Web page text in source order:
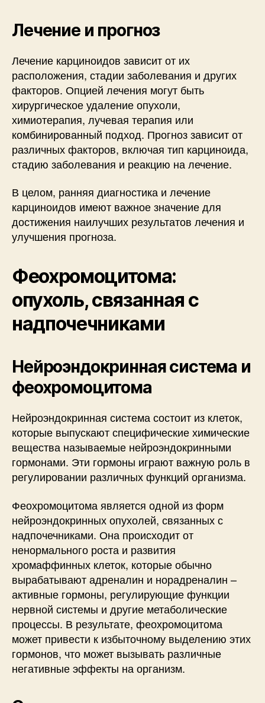
Лечение и прогноз
Лечение карциноидов зависит от их
расположения, стадии заболевания и других
факторов. Опцией лечения могут быть
хирургическое удаление опухоли,
химиотерапия, лучевая терапия или
комбинированный подход. Прогноз зависит от
различных факторов, включая тип карциноида,
стадию заболевания и реакцию на лечение.
В целом, ранняя диагностика и лечение
карциноидов имеют важное значение для
достижения наилучших результатов лечения и
улучшения прогноза.
Феохромоцитома:
опухоль, связанная с
надпочечниками
Нейроэндокринная система и
феохромоцитома
Нейроэндокринная система состоит из клеток,
которые выпускают специфические химические
вещества называемые нейроэндокринными
гормонами. Эти гормоны играют важную роль в
регулировании различных функций организма.
Феохромоцитома является одной из форм
нейроэндокринных опухолей, связанных с
надпочечниками. Она происходит от
ненормального роста и развития
хромаффинных клеток, которые обычно
вырабатывают адреналин и норадреналин –
активные гормоны, регулирующие функции
нервной системы и другие метаболические
процессы. В результате, феохромоцитома
может привести к избыточному выделению этих
гормонов, что может вызывать различные
негативные эффекты на организм.